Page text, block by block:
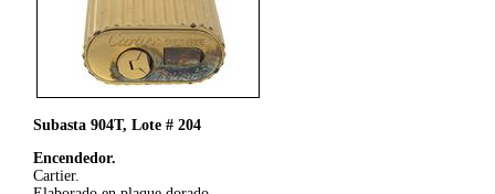
Subasta 904T, Lote # 204
Encendedor.
Cartier.